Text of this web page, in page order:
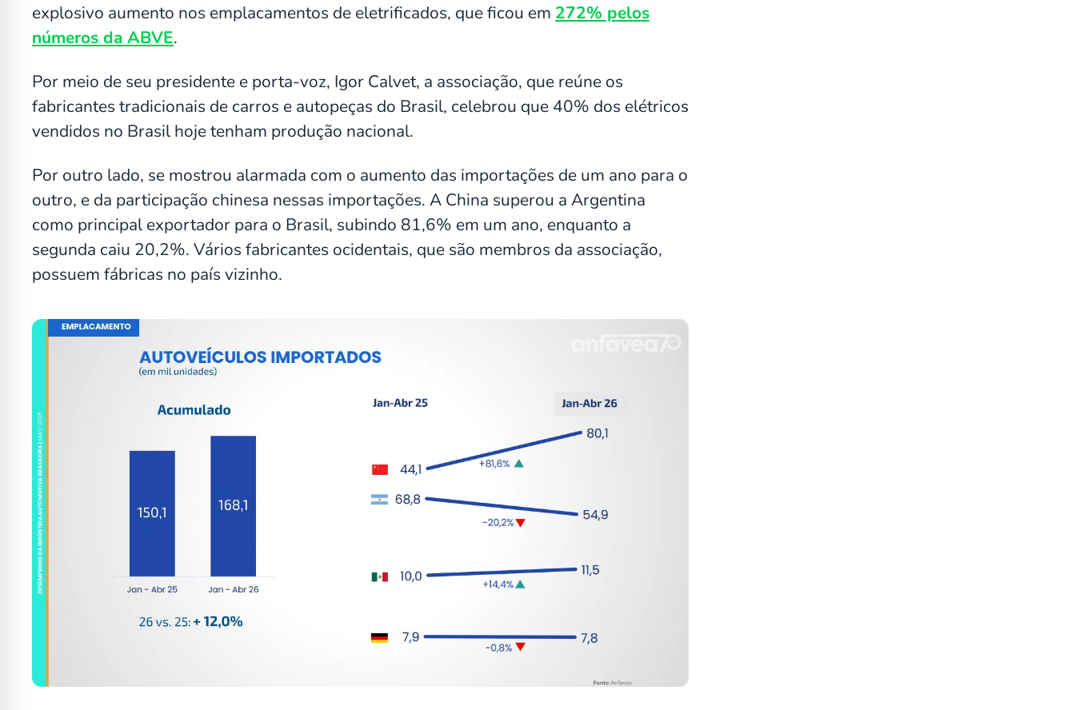
explosivo aumento nos emplacamentos de eletrificados, que ficou em 272% pelos
números da ABVE.
Por meio de seu presidente e porta-voz, Igor Calvet, a associação, que reúne os
fabricantes tradicionais de carros e autopeças do Brasil, celebrou que 40% dos elétricos
vendidos no Brasil hoje tenham produção nacional.
Por outro lado, se mostrou alarmada com o aumento das importações de um ano para o
outro, e da participação chinesa nessas importações. A China superou a Argentina
como principal exportador para o Brasil, subindo 81,6% em um ano, enquanto a
segunda caiu 20,2%. Vários fabricantes ocidentais, que são membros da associação,
possuem fábricas no país vizinho.